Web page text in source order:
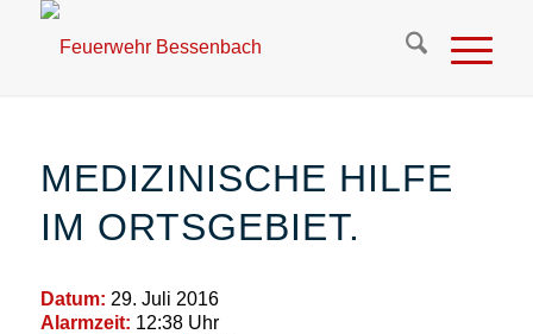
MEDIZINISCHE HILFE
IM ORTSGEBIET.
Datum: 29. Juli 2016
Alarmzeit: 12:38 Uhr